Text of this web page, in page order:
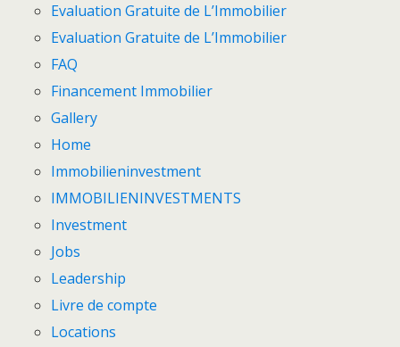
Evaluation Gratuite de L’Immobilier
Evaluation Gratuite de L’Immobilier
FAQ
Financement Immobilier
Gallery
Home
Immobilieninvestment
IMMOBILIENINVESTMENTS
Investment
Jobs
Leadership
Livre de compte
Locations